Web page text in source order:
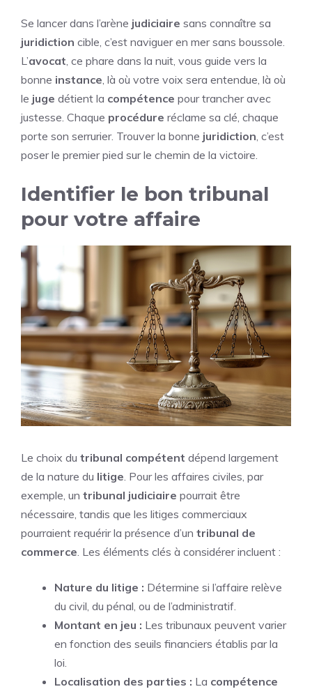
Se lancer dans l’arène judiciaire sans connaître sa
juridiction cible, c’est naviguer en mer sans boussole.
L’avocat, ce phare dans la nuit, vous guide vers la
bonne instance, là où votre voix sera entendue, là où
le juge détient la compétence pour trancher avec
justesse. Chaque procédure réclame sa clé, chaque
porte son serrurier. Trouver la bonne juridiction, c’est
poser le premier pied sur le chemin de la victoire.
Identifier le bon tribunal
pour votre affaire
Le choix du tribunal compétent dépend largement
de la nature du litige . Pour les affaires civiles, par
exemple, un tribunal judiciaire pourrait être
nécessaire, tandis que les litiges commerciaux
pourraient requérir la présence d’un tribunal de
commerce . Les éléments clés à considérer incluent :
Nature du litige : Détermine si l’affaire relève
du civil, du pénal, ou de l’administratif.
Montant en jeu : Les tribunaux peuvent varier
en fonction des seuils financiers établis par la
loi.
Localisation des parties : La compétence